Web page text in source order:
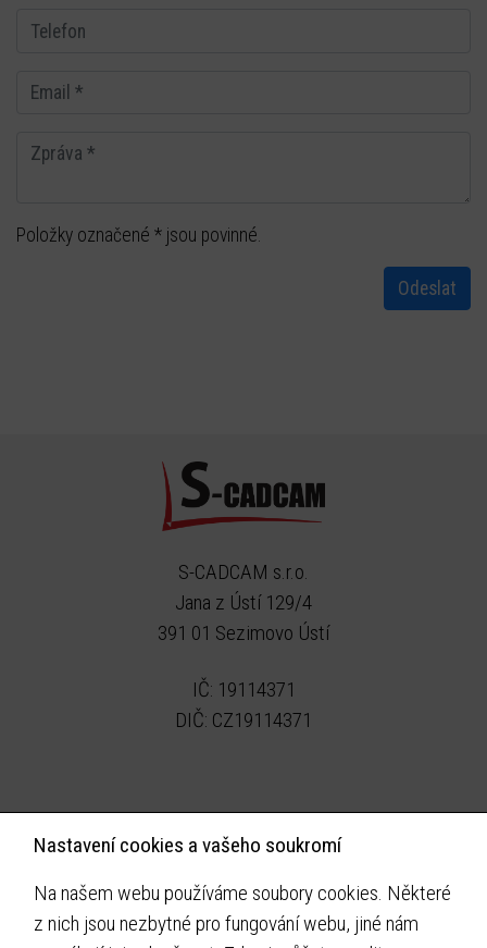
Položky označené * jsou povinné.
Odeslat
S-CADCAM s.r.o.
Jana z Ústí 129/4
391 01 Sezimovo Ústí
IČ: 19114371
DIČ: CZ19114371
Kontakujte nás
Tel: 605 175 210
Nastavení cookies a vašeho soukromí
Na našem webu používáme soubory cookies. Některé
z nich jsou nezbytné pro fungování webu, jiné nám